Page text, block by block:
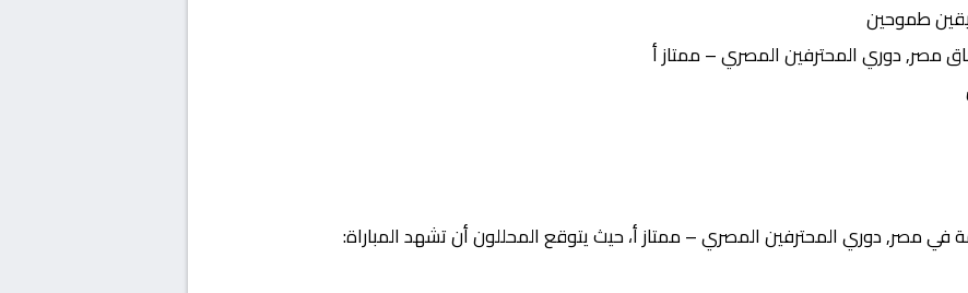
طموحين
دوري المحترفين المصري – ممتاز أ
في مصر, دوري المحترفين المصري – ممتاز أ، حيث يتوقع المحللون أن تشهد المباراة: